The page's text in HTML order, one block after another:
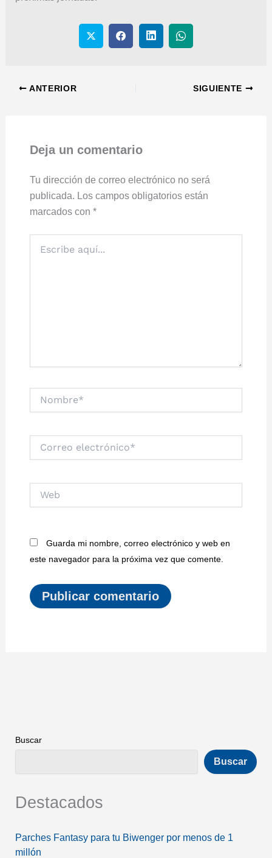
ANTERIOR SIGUIENTE
Deja un comentario
Tu dirección de correo electrónico no será
publicada. Los campos obligatorios están
marcados con *
aquí...
electrónico*
Guarda mi nombre, correo electrónico y web en
este navegador para la próxima vez que comente.
Buscar
Buscar
Destacados
Parches Fantasy para tu Biwenger por menos de 1
millón